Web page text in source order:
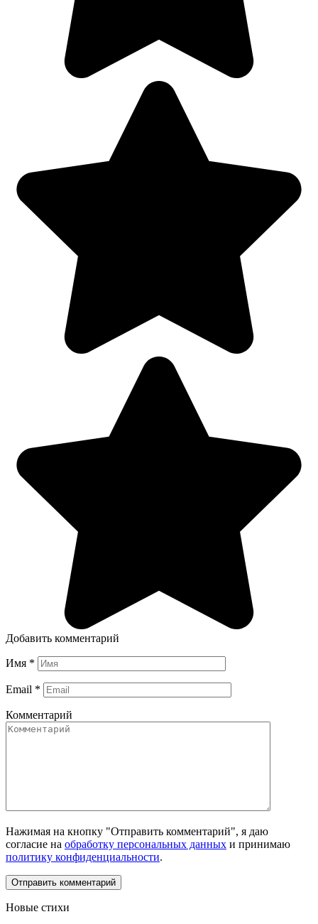
Добавить комментарий
Имя *
Email *
Комментарий
Нажимая на кнопку "Отправить комментарий", я даю
согласие на обработку персональных данных и принимаю
политику конфиденциальности.
Новые стихи